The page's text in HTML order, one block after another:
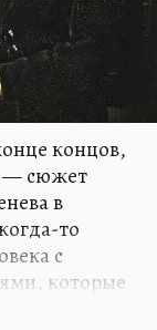
концов,
— сюжет
в
то
с
которые